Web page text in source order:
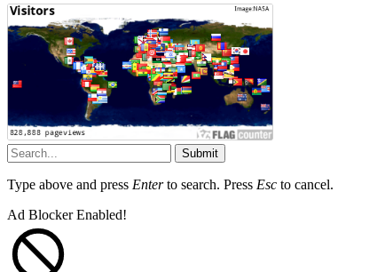
Submit
Type above and press Enterto search. Press Esc to cancel.
Ad Blocker Enabled!